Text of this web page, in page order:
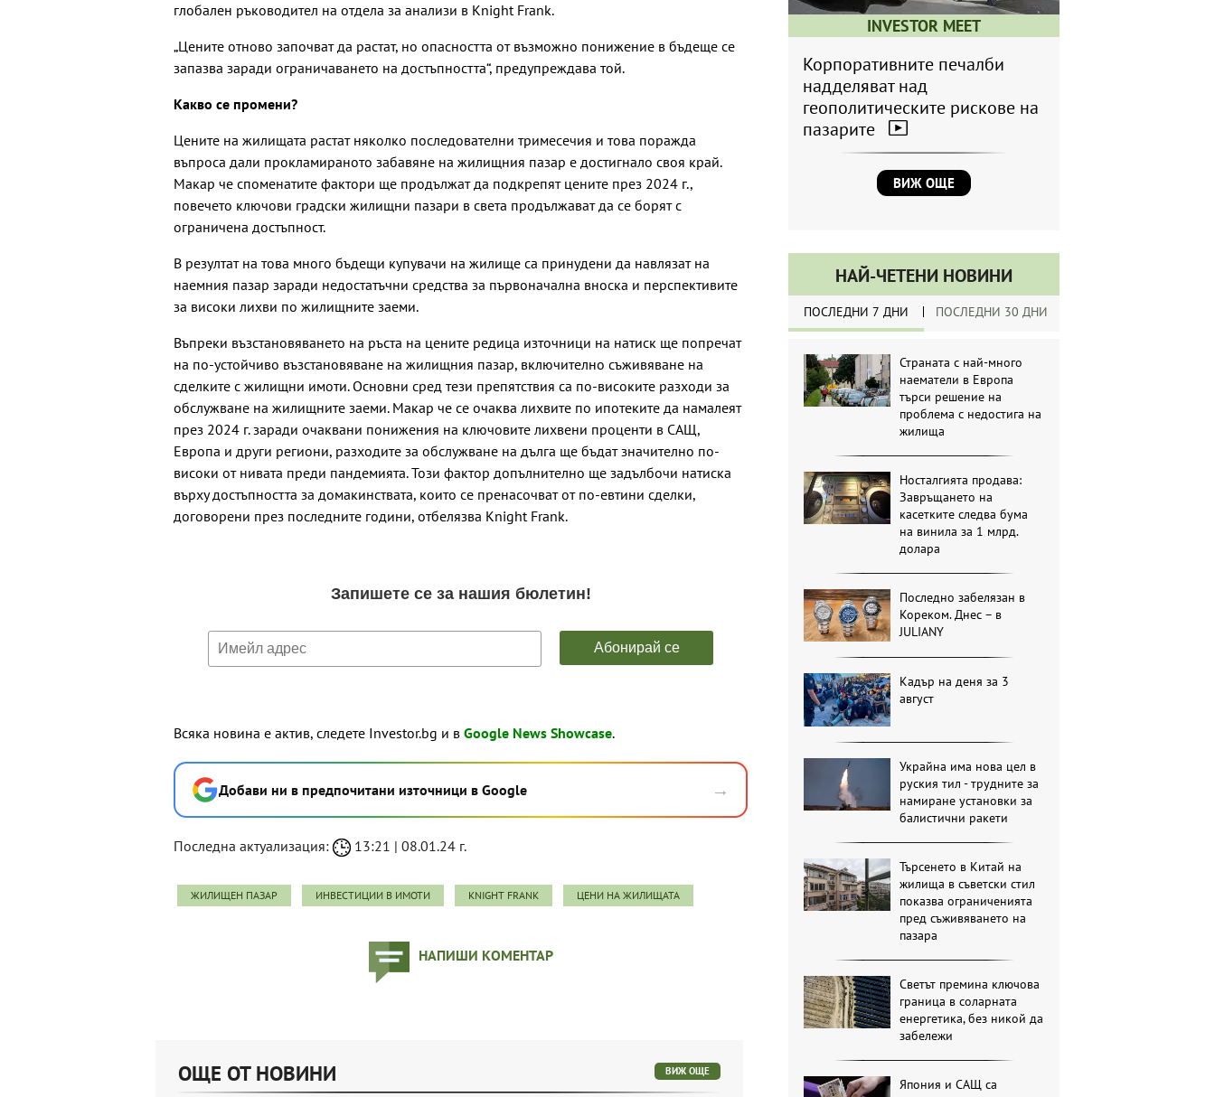
глобален ръководител на отдела за анализи в Knight Frank.
„Цените отново започват да растат, но опасността от възможно понижение в бъдеще се
запазва заради ограничаването на достъпността“, предупреждава той.
Какво се промени?
Цените на жилищата растат няколко последователни тримесечия и това поражда
въпроса дали прокламираното забавяне на жилищния пазар е достигнало своя край.
Макар че споменатите фактори ще продължат да подкрепят цените през 2024 г.,
повечето ключови градски жилищни пазари в света продължават да се борят с
ограничена достъпност.
В резултат на това много бъдещи купувачи на жилище са принудени да навлязат на
наемния пазар заради недостатъчни средства за първоначална вноска и перспективите
за високи лихви по жилищните заеми.
Въпреки възстановяването на ръста на цените редица източници на натиск ще попречат
на по-устойчиво възстановяване на жилищния пазар, включително съживяване на
сделките с жилищни имоти. Основни сред тези препятствия са по-високите разходи за
обслужване на жилищните заеми. Макар че се очаква лихвите по ипотеките да намалеят
през 2024 г. заради очаквани понижения на ключовите лихвени проценти в САЩ,
Европа и други региони, разходите за обслужване на дълга ще бъдат значително по-
високи от нивата преди пандемията. Този фактор допълнително ще задълбочи натиска
върху достъпността за домакинствата, които се пренасочват от по-евтини сделки,
договорени през последните години, отбелязва Knight Frank.
Всяка новина е актив, следете Investor.bg и в Google News Showcase.
Добави ни в предпочитани източници в Google →
Последна актуализация: 13:21 | 08.01.24 г.
ЖИЛИЩЕН ПАЗАР ИНВЕСТИЦИИ В ИМОТИ KNIGHT FRANK ЦЕНИ НА ЖИЛИЩАТА
НАПИШИ КОМЕНТАР
INVESTOR MEET
Корпоративните печалби
надделяват над
геополитическите рискове на
пазарите
ВИЖ ОЩЕ
НАЙ-ЧЕТЕНИ НОВИНИ
ПОСЛЕДНИ 7 ДНИ ПОСЛЕДНИ 30 ДНИ
Страната с най-много
наематели в Европа
търси решение на
проблема с недостига на
жилища
Носталгията продава:
Завръщането на
касетките следва бума
на винила за 1 млрд.
долара
Последно забелязан в
Кореком. Днес – в
JULIANY
Кадър на деня за 3
август
Украйна има нова цел в
руския тил - трудните за
намиране установки за
балистични ракети
Търсенето в Китай на
жилища в съветски стил
показва ограниченията
пред съживяването на
пазара
Светът премина ключова
граница в соларната
енергетика, без никой да
забележи
Япония и САЩ са
ОЩЕ ОТ НОВИНИ ВИЖ ОЩЕ